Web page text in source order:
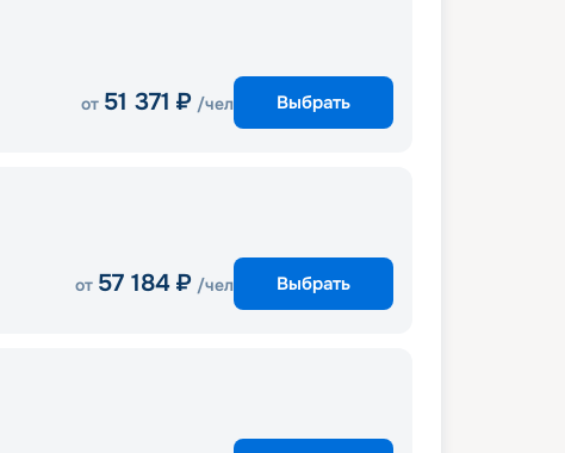
от 51 371 ₽ /чел Выбрать
от 57 184 ₽ /чел Выбрать